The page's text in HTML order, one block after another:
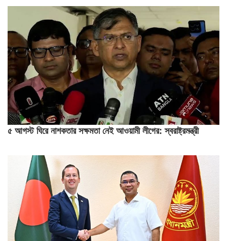
৫ আগস্ট ঘিরে নাশকতার সক্ষমতা নেই আওয়ামী লীগের: স্বরাষ্ট্রমন্ত্রী